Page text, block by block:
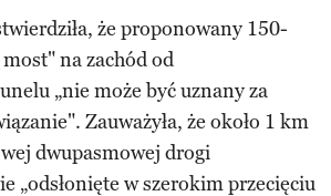
że proponowany 150-
na zachód od
„nie może być uznany za
Zauważyła, że około 1 km
dwupasmowej drogi
„odsłonięte w szerokim przecięciu